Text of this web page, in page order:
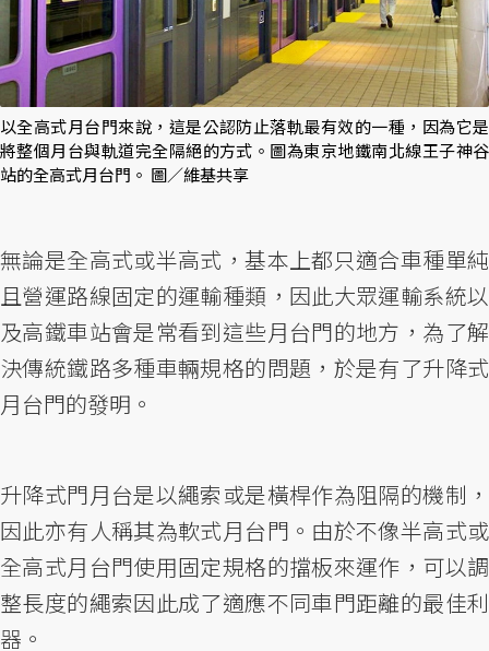
以全高式月台門來說，這是公認防止落軌最有效的一種，因為它是
將整個月台與軌道完全隔絕的方式。圖為東京地鐵南北線王子神谷
站的全高式月台門。 圖／維基共享
無論是全高式或半高式，基本上都只適合車種單純
且營運路線固定的運輸種類，因此大眾運輸系統以
及高鐵車站會是常看到這些月台門的地方，為了解
決傳統鐵路多種車輛規格的問題，於是有了升降式
月台門的發明。
升降式門月台是以繩索或是橫桿作為阻隔的機制，
因此亦有人稱其為軟式月台門。由於不像半高式或
全高式月台門使用固定規格的擋板來運作，可以調
整長度的繩索因此成了適應不同車門距離的最佳利
器。